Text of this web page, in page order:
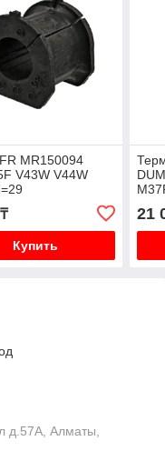
MR150094
V43W V44W
Купить
21
д.57А, Алматы,